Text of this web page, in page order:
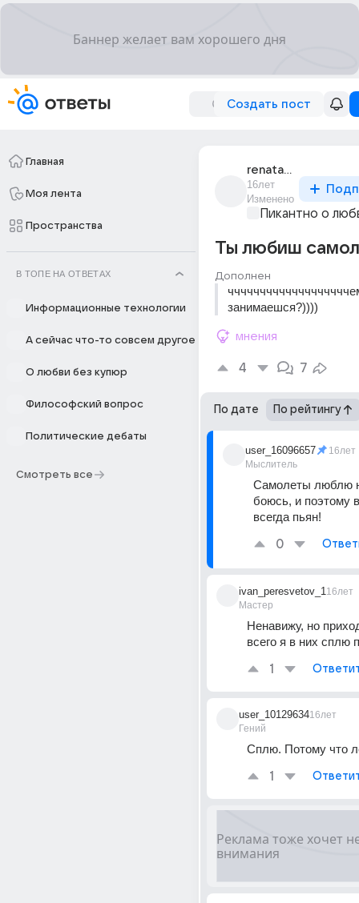
Создать пост
Главная
Моя лента
Пространства
В ТОПЕ НА ОТВЕТАХ
Информационные технологии
А сейчас что-то совсем другое
О любви без купюр
Философский вопрос
Политические дебаты
Смотреть все
renata_malinina_1
16лет
Изменено
Пикантно о
Ты любиш
Дополнен
занимаешся?))))
мнения
4 7
По дате По рейтингу
user_16096657
Мыслитель
16лет
Самолеты люблю
боюсь, и поэтому
всегда пьян!
0
ivan_peresvetov_1
Мастер
16лет
Ненавижу, но
всего я в них сплю
1
user_10129634
Гений
16лет
Сплю. Потому что
1